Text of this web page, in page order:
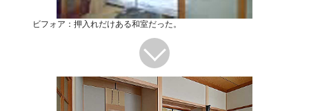
ビフォア：押入れだけある和室だった。